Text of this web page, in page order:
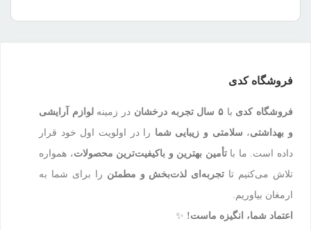
فروشگاه کدی
فروشگاه کدی با۵ سال تجربه درخشان در زمینهلوازم آرایشی
و بهداشتی، سلامتی و زیبایی شما را در اولویت اول خود قرار
داده است. ما باتأمین بهترین و باکیفیت‌ترین محصولات، همواره
تلاش می‌کنیم تا تجربه‌ای لذت‌بخش و مطمئن را برای شما به
ارمغان بیاوریم.
اعتماد شما، انگیزه ماست! ✨